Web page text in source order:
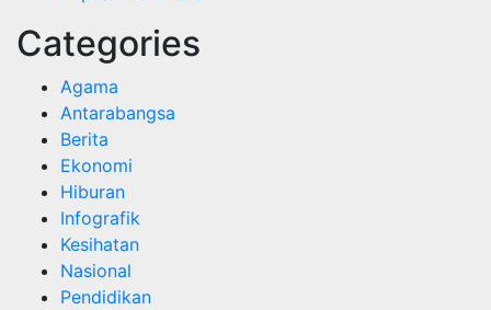
Categories
Agama
Antarabangsa
Berita
Ekonomi
Hiburan
Infografik
Kesihatan
Nasional
Pendidikan